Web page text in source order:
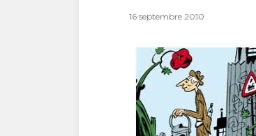
16 septembre 2010